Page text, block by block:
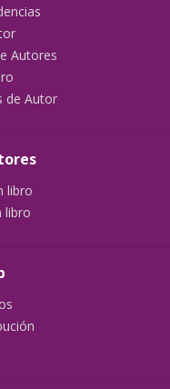
Autores
de Autor
libro
libro